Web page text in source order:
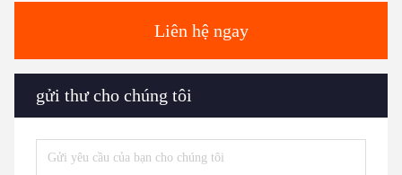
Liên hệ ngay
gửi thư cho chúng tôi